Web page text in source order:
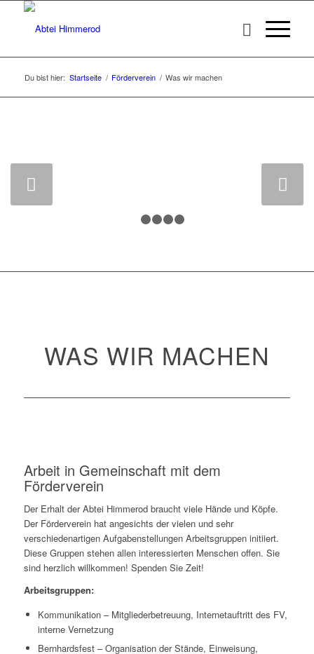
Du bist hier: Startseite / Förderverein / Was wir machen
WAS WIR MACHEN
Arbeit in Gemeinschaft mit dem
Förderverein
Der Erhalt der Abtei Himmerod braucht viele Hände und Köpfe.
Der Förderverein hat angesichts der vielen und sehr
verschiedenartigen Aufgabenstellungen Arbeitsgruppen initiiert.
Diese Gruppen stehen allen interessierten Menschen offen. Sie
sind herzlich willkommen! Spenden Sie Zeit!
Arbeitsgruppen:
Kommunikation – Mitgliederbetreuung, Internetauftritt des FV,
interne Vernetzung
Bernhardsfest – Organisation der Stände, Einweisung,